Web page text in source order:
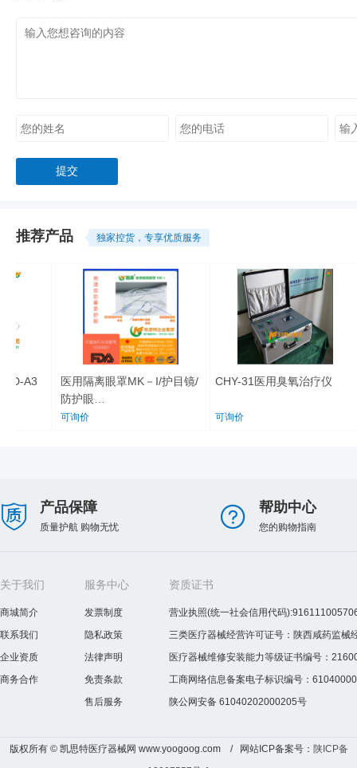
推荐产品 独家控货，专享优质服务
A3
医用隔离眼罩MK－Ι/护目镜/
防护眼
镜/Goggles/MedicalEyeMask
可询价
CHY-31医用臭氧治疗仪
可询价
产品保障
质量护航 购物无忧
帮助中心
您的购物指南
关于我们
商城简介
联系我们
企业资质
商务合作
服务中心
发票制度
隐私政策
法律声明
免责条款
售后服务
资质证书
营业执照(统一社会信用代码
三类医疗器械经营许可证号：陕西咸药监械
医疗器械维修安装能力等级证书编号：
工商网络信息备案电子标识编号：
陕公网安备 61040202000205号
版权所有 © 凯思特医疗器械网 www.yoogoog.com / 网站ICP备案号： 陕ICP备